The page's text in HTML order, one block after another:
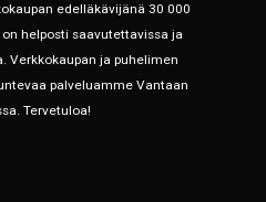
edelläkävijänä 30 000
helposti saavutettavissa ja
Verkkokaupan ja puhelimen
palveluamme Vantaan
Tervetuloa!